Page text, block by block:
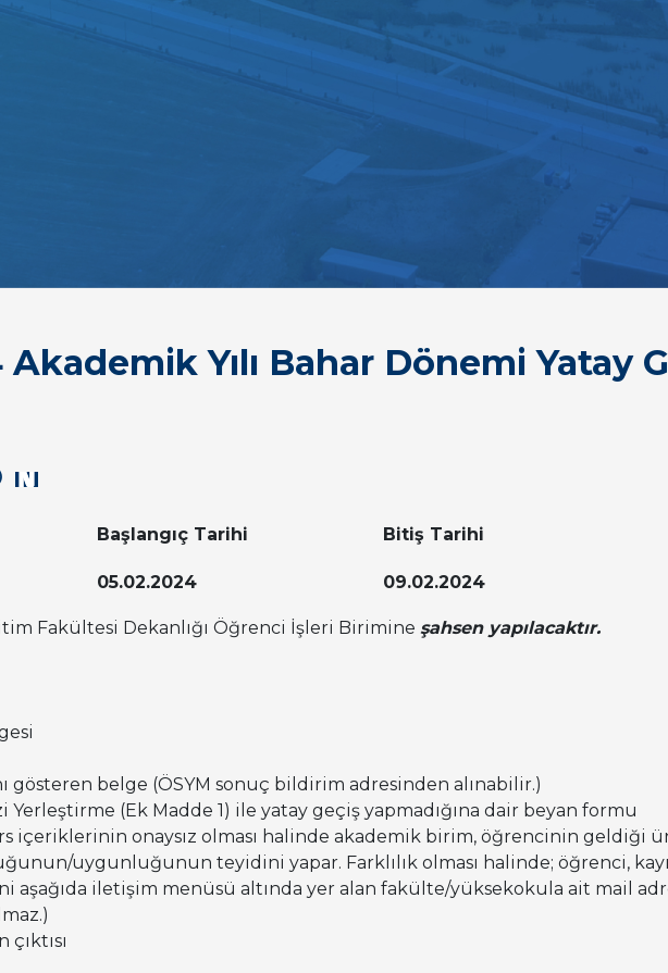
Yılı Bahar Dönemi Yatay
Başlangıç Tarihi Bitiş Tarihi
05.02.2024 09.02.2024
Fakültesi Dekanlığı Öğrenci İşleri Birimine şahsen yapılacaktır.
gösteren belge (ÖSYM sonuç bildirim adresinden alınabilir.)
Yerleştirme (Ek Madde 1) ile yatay geçiş yapmadığına dair beyan formu
içeriklerinin onaysız olması halinde akademik birim, öğrencinin geldiği
uygunluğunun teyidini yapar. Farklılık olması halinde; öğrenci,
aşağıda iletişim menüsü altında yer alan fakülte/yüksekokula ait mail